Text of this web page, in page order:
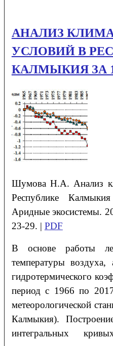
АНАЛИЗ
УСЛОВИЙ В
КАЛМЫКИЯ ЗА
ШумоваН.А. Анализ
Республике
Аридные экосистемы.
23-29. | PDF
В основе работы
температуры
гидротермического
период с 1966 по
метеорологической
Калмыкия).
интегральных